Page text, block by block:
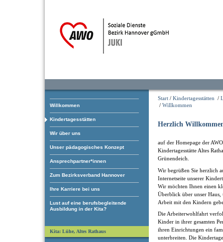
Willkommen
Kindertagesstätten
Wir über uns
Unser pädagogisches Konzept
Ansprechpartner*innen
Zum Bezirksverband Hannover
Ihre Karriere bei uns
Lust auf eine berufsbegleitende
Ausbildung in der Kita?
Start / Kindertagesstätten /
/ Willkommen
Herzlich
auf der Homepage der AWO
Kindertagesstätte Altes
Grünendeich.
Wir begrüßen Sie herzlich
Internetseite unserer
Wir möchten Ihnen einen
Überblick über unser Haus,
Arbeit mit den Kindern
Die Arbeiterwohlfahrt
Kinder in ihrer gesamten
ihren Einrichtungen ein
unterbreiten. Die
Kita: Lühe, Altes Rathaus